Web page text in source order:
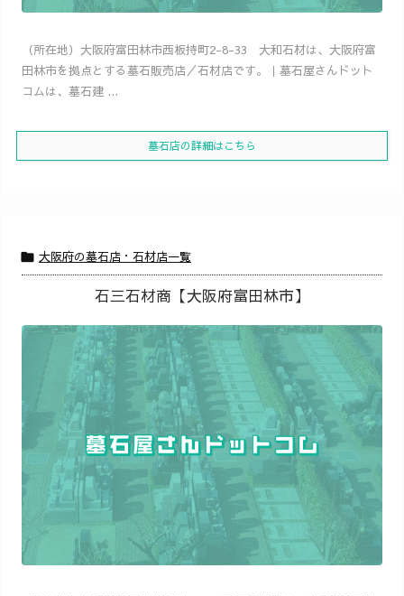
（所在地）大阪府富田林市西板持町2-8-33 大和石材は、大阪府富
田林市を拠点とする墓石販売店／石材店です。｜墓石屋さんドット
コムは、墓石建 ...
墓石店の詳細はこちら
 大阪府の墓石店・石材店一覧
石三石材商【大阪府富田林市】